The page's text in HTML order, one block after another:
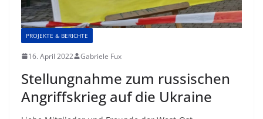
PROJEKTE & BERICHTE
16. April 2022 Gabriele Fux
Stellungnahme zum russischen
Angriffskrieg auf die Ukraine